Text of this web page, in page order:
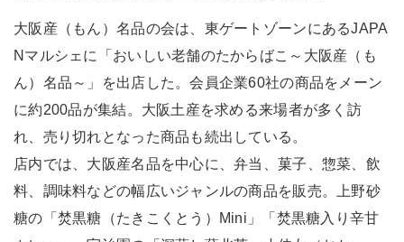
大阪産（もん）名品の会は、東ゲートゾーンにあるJAPA
Nマルシェに「おいしい老舗のたからばこ～大阪産（も
ん）名品～」を出店した。会員企業60社の商品をメーン
に約200品が集結。大阪土産を求める来場者が多く訪
れ、売り切れとなった商品も続出している。
店内では、大阪産名品を中心に、弁当、菓子、惣菜、飲
料、調味料などの幅広いジャンルの商品を販売。上野砂
糖の「焚黒糖（たきこくとう）Mini」「焚黒糖入り辛甘